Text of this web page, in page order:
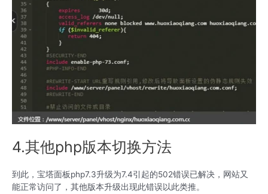
4.其他php版本切换方法
到此，宝塔面板php7.3升级为7.4引起的502错误已解决，网站又
能正常访问了，其他版本升级出现此错误以此类推。